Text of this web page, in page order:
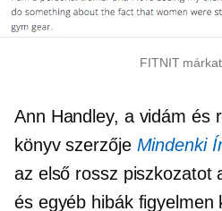
FITNIT
Ann Handley, a vidám és
könyv szerzője Mindenki
az első rossz piszkozatot
és egyéb hibák figyelmen